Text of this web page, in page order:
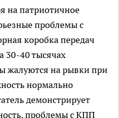
на патриотичное
проблемы с
коробка передач
30-40 тысячах
жалуются на рывки при
нормально
демонстрирует
проблемы с КПП